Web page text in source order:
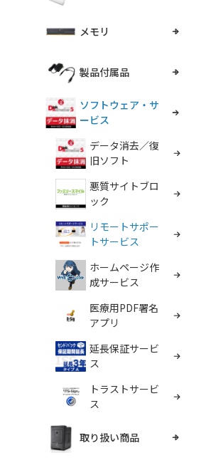
メモリ
製品付属品
ソフトウェア・サ
ービス
データ消去／復
旧ソフト
悪質サイトブロ
ック
リモートサポー
トサービス
ホームページ作
成サービス
医療用PDF署名
アプリ
延長保証サービ
ス
トラストサービ
ス
取り扱い商品